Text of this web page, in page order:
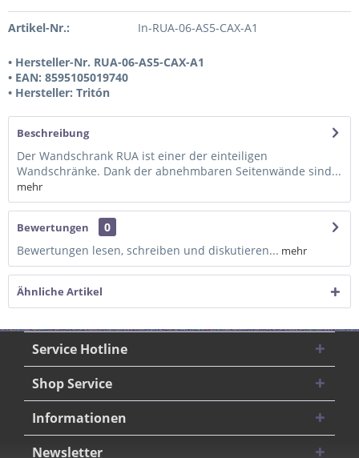
Artikel-Nr.: In-RUA-06-AS5-CAX-A1
• Hersteller-Nr. RUA-06-AS5-CAX-A1
• EAN: 8595105019740
• Hersteller: Tritón
Beschreibung
Der Wandschrank RUA ist einer der einteiligen
Wandschränke. Dank der abnehmbaren Seitenwände sind...
mehr
Bewertungen
0
Bewertungen lesen, schreiben und diskutieren... mehr
Ähnliche Artikel
Service Hotline
Shop Service
Informationen
Newsletter